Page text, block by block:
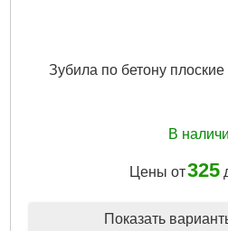
Зубила по бетону
В
Цены от325
Показать